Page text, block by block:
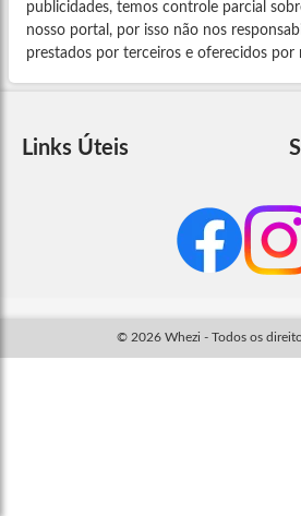
publicidades, temos controle parcial
nosso portal, por isso não nos
prestados por terceiros e oferecidos por
Links Úteis
© 2026 Whezi - Todos os